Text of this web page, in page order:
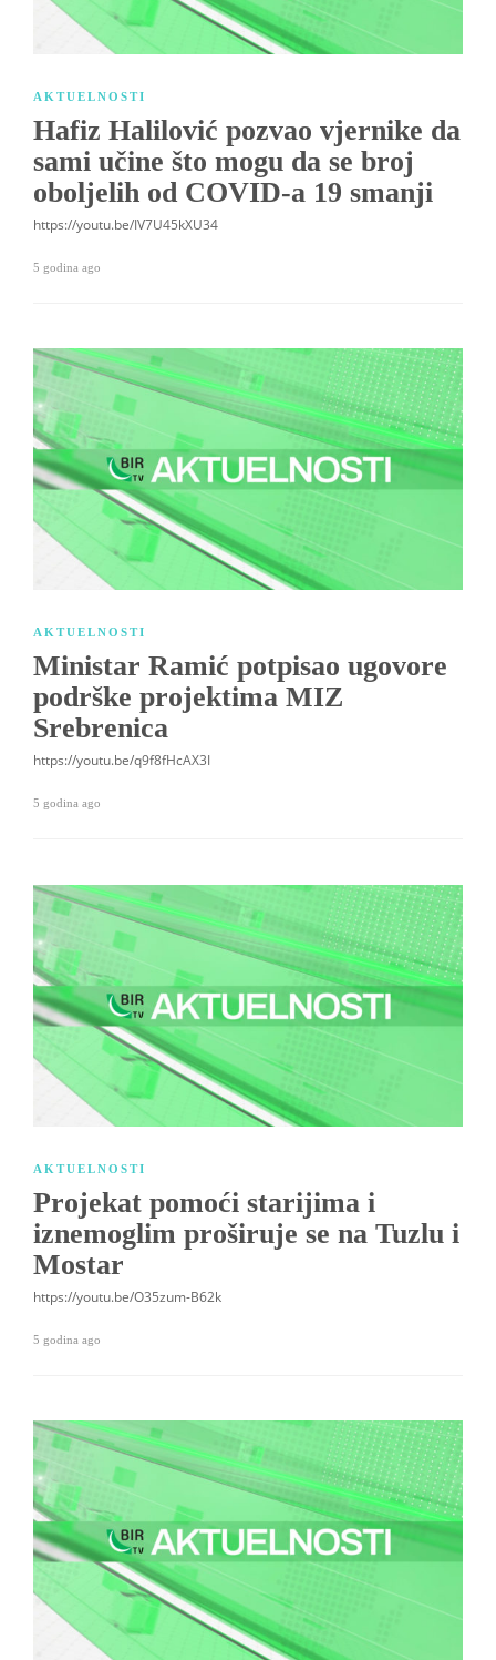
AKTUELNOSTI
Hafiz Halilović pozvao vjernike da
sami učine što mogu da se broj
oboljelih od COVID-a 19 smanji
https://youtu.be/IV7U45kXU34
5 godina ago
AKTUELNOSTI
Ministar Ramić potpisao ugovore
podrške projektima MIZ
Srebrenica
https://youtu.be/q9f8fHcAX3I
5 godina ago
AKTUELNOSTI
Projekat pomoći starijima i
iznemoglim proširuje se na Tuzlu i
Mostar
https://youtu.be/O35zum-B62k
5 godina ago